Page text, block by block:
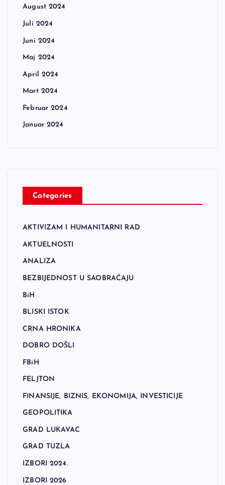
August 2024
Juli 2024
Juni 2024
Maj 2024
April 2024
Mart 2024
Februar 2024
Januar 2024
Categories
AKTIVIZAM I HUMANITARNI RAD
AKTUELNOSTI
ANALIZA
BEZBIJEDNOST U SAOBRAĆAJU
BiH
BLISKI ISTOK
CRNA HRONIKA
DOBRO DOŠLI
FBiH
FELJTON
FINANSIJE, BIZNIS, EKONOMIJA, INVESTICIJE
GEOPOLITIKA
GRAD LUKAVAC
GRAD TUZLA
IZBORI 2024.
IZBORI 2026